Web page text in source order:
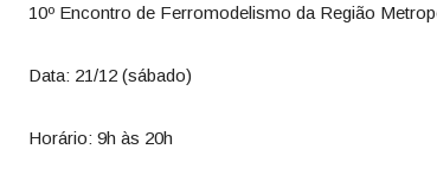
10º Encontro de Ferromodelismo da Região
Data: 21/12 (sábado)
Horário: 9h às 20h